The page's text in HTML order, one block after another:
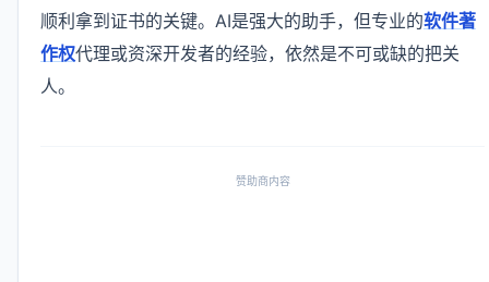
顺利拿到证书的关键。AI是强大的助手，但专业的软件著
作权代理或资深开发者的经验，依然是不可或缺的把关
人。
赞助商内容